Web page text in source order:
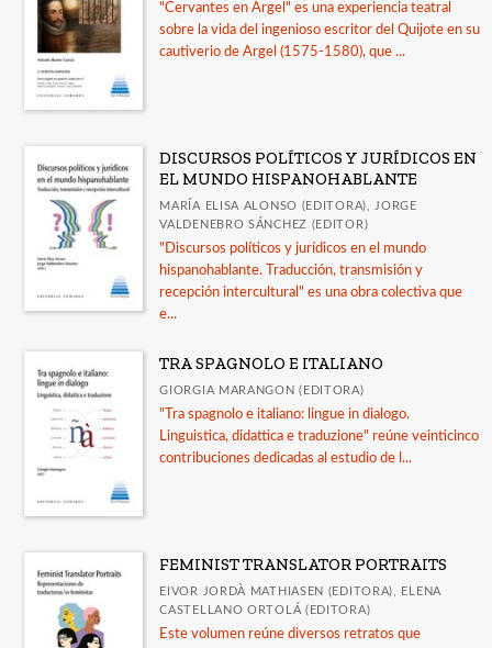
"Cervantes en Argel" es una experiencia teatral
sobre la vida del ingenioso escritor del Quijote en su
cautiverio de Argel (1575-1580), que ...
DISCURSOS POLÍTICOS Y JURÍDICOS EN
EL MUNDO HISPANOHABLANTE
MARÍA ELISA ALONSO (EDITORA), JORGE
VALDENEBRO SÁNCHEZ (EDITOR)
"Discursos políticos y jurídicos en el mundo
hispanohablante. Traducción, transmisión y
recepción intercultural" es una obra colectiva que
e...
TRA SPAGNOLO E ITALIANO
GIORGIA MARANGON (EDITORA)
"Tra spagnolo e italiano: lingue in dialogo.
Linguistica, didattica e traduzione" reúne veinticinco
contribuciones dedicadas al estudio de l...
FEMINIST TRANSLATOR PORTRAITS
EIVOR JORDÀ MATHIASEN (EDITORA), ELENA
CASTELLANO ORTOLÁ (EDITORA)
Este volumen reúne diversos retratos que